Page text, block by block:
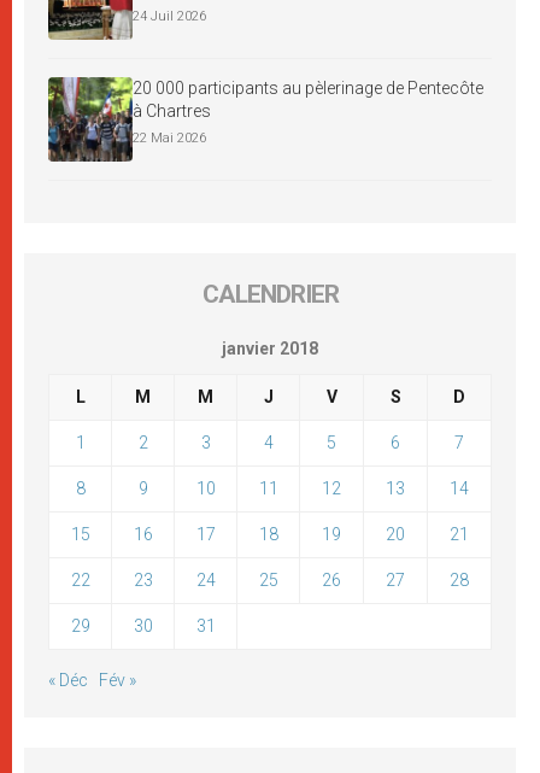
24 Juil 2026
20 000 participants au pèlerinage de Pentecôte
à Chartres
22 Mai 2026
CALENDRIER
janvier 2018
L M M J V S D
1 2 3 4 5 6 7
8 9 10 11 12 13 14
15 16 17 18 19 20 21
22 23 24 25 26 27 28
29 30 31
« Déc Fév »